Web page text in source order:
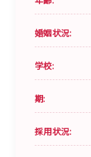
婚姻状況:
学校:
期:
採用状況: